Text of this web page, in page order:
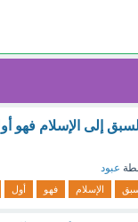
إلى الإسلام
عبود
الإسلام فهو أول